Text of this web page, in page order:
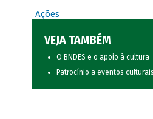
Ações
VEJA TAMBÉM
O BNDES e o apoio à cultura
Patrocínio a eventos culturais